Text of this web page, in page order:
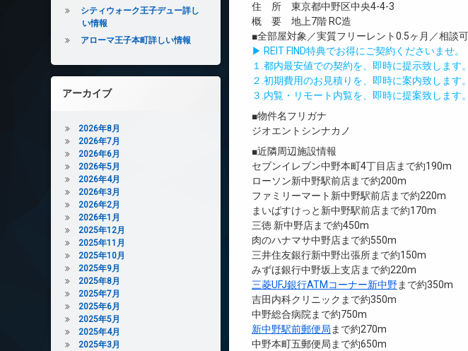
住 所 東京都中野区中央4-4-3
概 要 地上7階 RC造
■全部屋対象／実質フリーレント0.5ヶ月／相談可
▶ REIT FIND特典でお得にご契約くださいませ。
１.都内最安値での契約を、即時に提示致します。
２.初期費用のお見積りを、即時に案内致します。
３.内覧・リモート内覧を、即時に提案致します。
■物件名フリガナ
ジオエントシンナカノ
■近隣周辺施設情報
セブンイレブン中野本町4丁目店まで約190m
ローソン新中野駅前店まで約200m
ファミリーマート新中野駅前店まで約220m
まいばすけっと新中野駅前店まで約170m
三徳 新中野店まで約450m
肉のハナマサ中野店まで約550m
三井住友銀行新中野出張所まで約150m
みずほ銀行中野坂上支店まで約220m
三菱UFJ銀行ATMコーナー新中野まで約350m
吉田内科クリニックまで約350m
中野総合病院まで約750m
新中野駅前郵便局 まで約270m
中野本町五郵便局まで約650m
シティウォーク王子デュー詳し
い情報
アローマ王子本町詳しい情報
アーカイブ
2026年8月
2026年7月
2026年6月
2026年5月
2026年4月
2026年3月
2026年2月
2026年1月
2025年12月
2025年11月
2025年10月
2025年9月
2025年8月
2025年7月
2025年6月
2025年5月
2025年4月
2025年3月